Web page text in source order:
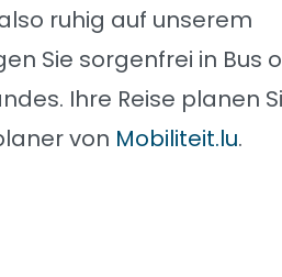
ruhig auf unserem
Sie sorgenfrei in Bus
Ihre Reise planen
von Mobiliteit.lu.